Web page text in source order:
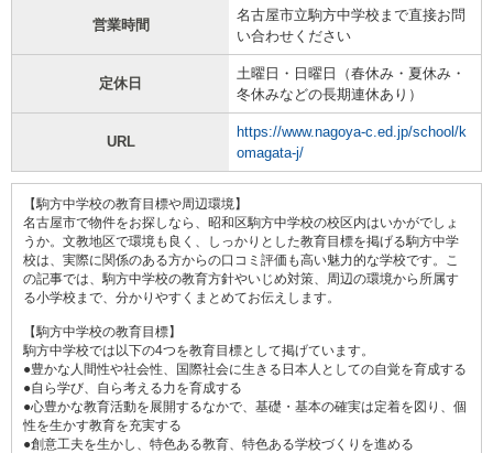
営業時間
名古屋市立駒方中学校まで直接お問
い合わせください
定休日
土曜日・日曜日（春休み・夏休み・
冬休みなどの長期連休あり）
URL
https://www.nagoya-c.ed.jp/school/k
omagata-j/
【駒方中学校の教育目標や周辺環境】
名古屋市で物件をお探しなら、昭和区駒方中学校の校区内はいかがでしょ
うか。文教地区で環境も良く、しっかりとした教育目標を掲げる駒方中学
校は、実際に関係のある方からの口コミ評価も高い魅力的な学校です。こ
の記事では、駒方中学校の教育方針やいじめ対策、周辺の環境から所属す
る小学校まで、分かりやすくまとめてお伝えします。
【駒方中学校の教育目標】
駒方中学校では以下の4つを教育目標として掲げています。
●豊かな人間性や社会性、国際社会に生きる日本人としての自覚を育成する
●自ら学び、自ら考える力を育成する
●心豊かな教育活動を展開するなかで、基礎・基本の確実は定着を図り、個
性を生かす教育を充実する
●創意工夫を生かし、特色ある教育、特色ある学校づくりを進める